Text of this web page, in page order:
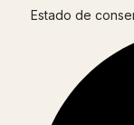
Estado de